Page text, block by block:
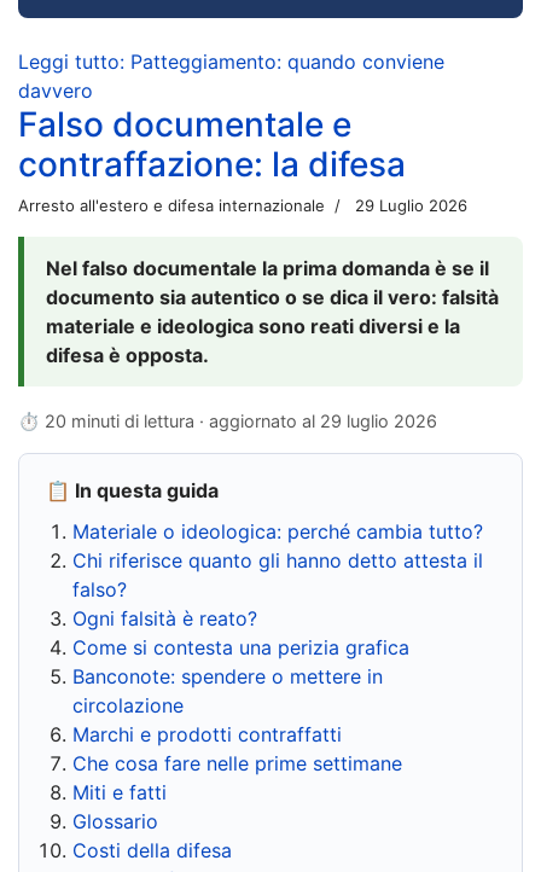
Leggi tutto: Patteggiamento: quando conviene
davvero
Falso documentale e
contraffazione: la difesa
Arresto all'estero e difesa internazionale 29 Luglio 2026
Nel falso documentale la prima domanda è se il
documento sia autentico o se dica il vero: falsità
materiale e ideologica sono reati diversi e la
difesa è opposta.
⏱ 20 minuti di lettura · aggiornato al 29 luglio 2026
📋 In questa guida
Materiale o ideologica: perché cambia tutto?
Chi riferisce quanto gli hanno detto attesta il
falso?
Ogni falsità è reato?
Come si contesta una perizia grafica
Banconote: spendere o mettere in
circolazione
Marchi e prodotti contraffatti
Che cosa fare nelle prime settimane
Miti e fatti
Glossario
Costi della difesa